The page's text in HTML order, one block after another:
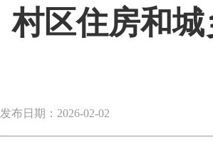
村区住房和
发布日期：2026-02-02